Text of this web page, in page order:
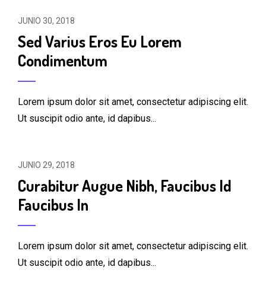
JUNIO 30, 2018
Sed Varius Eros Eu Lorem
Condimentum
Lorem ipsum dolor sit amet, consectetur adipiscing elit.
Ut suscipit odio ante, id dapibus...
JUNIO 29, 2018
Curabitur Augue Nibh, Faucibus Id
Faucibus In
Lorem ipsum dolor sit amet, consectetur adipiscing elit.
Ut suscipit odio ante, id dapibus...